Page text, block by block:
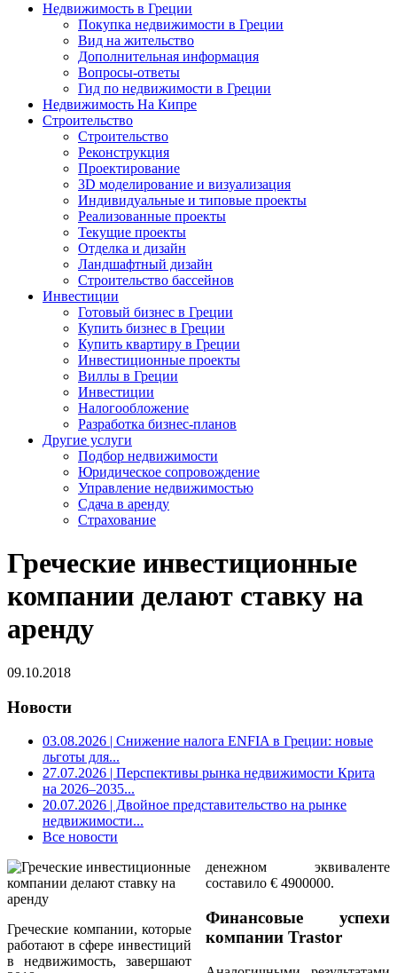
Недвижимость в Греции
Покупка недвижимости в Греции
Вид на жительство
Дополнительная информация
Вопросы-ответы
Гид по недвижимости в Греции
Недвижимость На Кипре
Строительство
Строительство
Реконструкция
Проектирование
3D моделирование и визуализация
Индивидуальные и типовые проекты
Реализованные проекты
Текущие проекты
Отделка и дизайн
Ландшафтный дизайн
Строительство бассейнов
Инвестиции
Готовый бизнес в Греции
Купить бизнес в Греции
Купить квартиру в Греции
Инвестиционные проекты
Виллы в Греции
Инвестиции
Налогообложение
Разработка бизнес-планов
Другие услуги
Подбор недвижимости
Юридическое сопровождение
Управление недвижимостью
Сдача в аренду
Страхование
Греческие инвестиционные
компании делают ставку на
аренду
09.10.2018
Новости
03.08.2026 | Снижение налога ENFIA в Греции: новые
льготы для...
27.07.2026 | Перспективы рынка недвижимости Крита
на 2026–2035...
20.07.2026 | Двойное представительство на рынке
недвижимости...
Все новости
Греческие компании, которые
работают в сфере инвестиций
в недвижимость, завершают
денежном эквиваленте
составило € 4900000.
Финансовые успехи
компании Trastor